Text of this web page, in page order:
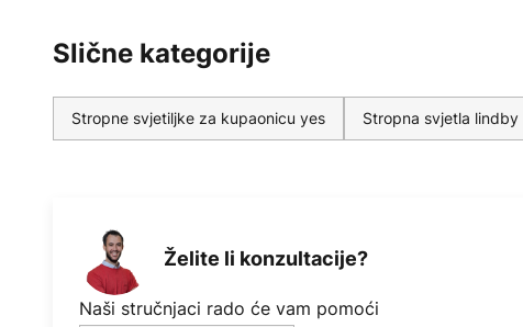
Slične kategorije
Stropne svjetiljke za kupaonicu yes Stropna svjetla lindby
Želite li konzultacije?
Naši stručnjaci rado će vam pomoći